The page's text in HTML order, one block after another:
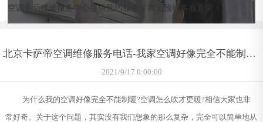
空调售后维修服务中心提供预约服务，如需预约客服直拨：
北京卡萨帝空调维修服务电话-我家空调好像完全不能制热?
怎么回事
2021/9/17 0:00:00
为什么我的空调好像完全不能制暖?空调怎么吹才更暖?相信大家也非
常好奇。关于这个问题，其实没有我们想象的那么复杂，完全可以简单地从